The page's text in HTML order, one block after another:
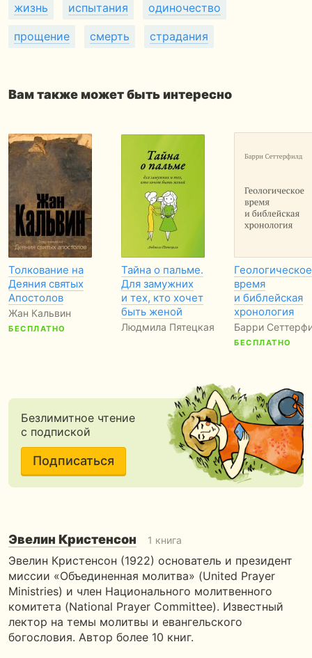
жизнь испытания одиночество
прощение смерть страдания
Вам также может быть интересно
Толкование на
Деяния святых
Апостолов
Жан Кальвин
БЕСПЛАТНО
Тайна о пальме.
Для замужних
и тех, кто хочет
быть женой
Людмила Пятецкая
Геологическое
время
и библейская
хронология
Барри
БЕСПЛАТНО
Безлимитное чтение
с подпиской
Подписаться
Эвелин Кристенсон 1 книга
Эвелин Кристенсон (1922) основатель и президент
миссии «Объединенная молитва» (United Prayer
Ministries) и член Национального молитвенного
комитета (National Prayer Committee). Известный
лектор на темы молитвы и евангельского
богословия. Автор более 10 книг.